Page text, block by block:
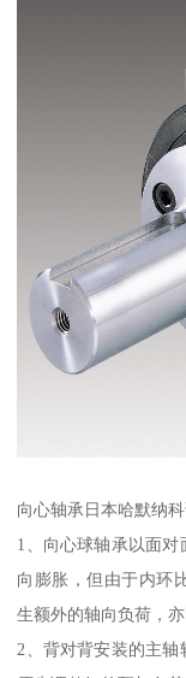
向心轴承日本哈默纳
1、向心球轴承以面
向膨胀，但由于内环
生额外的轴向负荷，亦
2、背对背安装的主